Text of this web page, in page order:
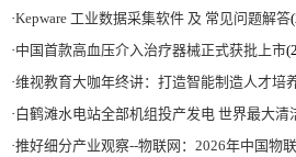
·Kepware 工业数据采集软件 及 常见问题解答
·中国首款高血压介入治疗器械正式获批上市
·维视教育大咖年终讲：打造智能制造人才培
·白鹤滩水电站全部机组投产发电 世界最大清洁能源走廊全面建成|将为建设新型能源体
·推好细分产业观察--物联网：2026年中国物联网市场规模接近3000亿美元